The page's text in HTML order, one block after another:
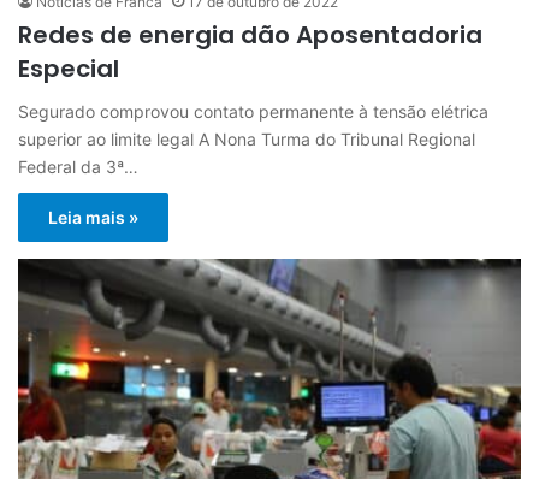
Redes de energia dão Aposentadoria
Especial
Segurado comprovou contato permanente à tensão elétrica
superior ao limite legal A Nona Turma do Tribunal Regional
Federal da 3ª…
Leia mais »